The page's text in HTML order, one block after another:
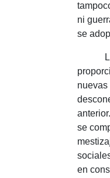
ni
se
nuevas
anterior.
se
en